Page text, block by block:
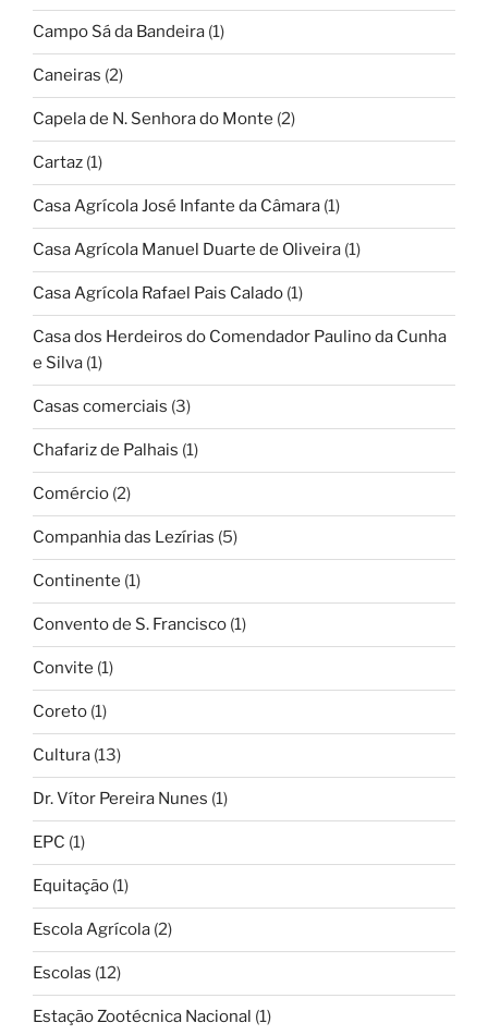
Campo Sá da Bandeira (1)
Caneiras (2)
Capela de N. Senhora do Monte (2)
Cartaz (1)
Casa Agrícola José Infante da Câmara (1)
Casa Agrícola Manuel Duarte de Oliveira (1)
Casa Agrícola Rafael Pais Calado (1)
Casa dos Herdeiros do Comendador Paulino da Cunha
e Silva (1)
Casas comerciais (3)
Chafariz de Palhais (1)
Comércio (2)
Companhia das Lezírias (5)
Continente (1)
Convento de S. Francisco (1)
Convite (1)
Coreto (1)
Cultura (13)
Dr. Vítor Pereira Nunes (1)
EPC (1)
Equitação (1)
Escola Agrícola (2)
Escolas (12)
Estação Zootécnica Nacional (1)